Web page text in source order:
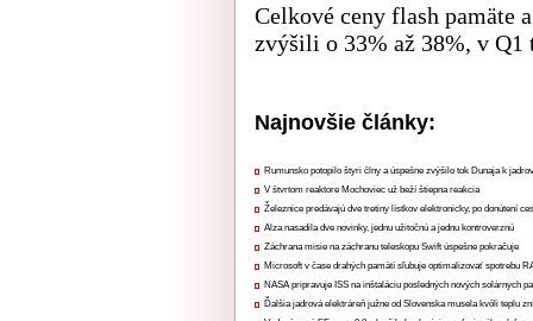
Celkové ceny flash pamäte
zvýšili o 33% až 38%, v Q1
Najnovšie články:
Rumunsko potopilo štyri člny a úspešne zvýšilo tok Dunaja k
V štvrtom reaktore Mochoviec už beží štiepna reakcia
Železnice predávajú dve tretiny lístkov elektronicky, po donútení
Alza nasadila dve novinky, jednu užitočnú a jednu kontroverznú
Záchrana misie na záchranu teleskopu Swift úspešne pokračuje
Microsoft v čase drahých pamätí sľubuje optimalizovať spotrebu
NASA pripravuje ISS na inštaláciu posledných nových solárnych
Ďalšia jadrová elektráreň južne od Slovenska musela kvôli teplu